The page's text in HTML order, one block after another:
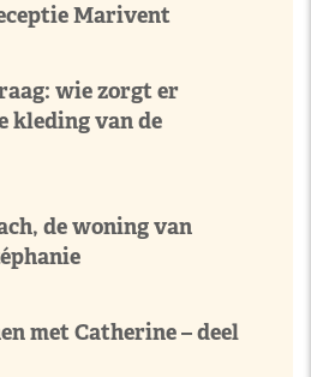
Marivent
wie zorgt er
kleding van de
de woning van
met Catherine – deel